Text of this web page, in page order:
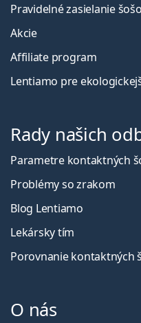
Pravidelné zasielanie
Akcie
Affiliate program
Lentiamo pre
Rady našich
Parametre kontaktných
Problémy so zrakom
Blog Lentiamo
Lekársky tím
Porovnanie kontaktných
O nás